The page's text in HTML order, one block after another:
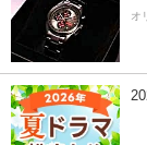
オ